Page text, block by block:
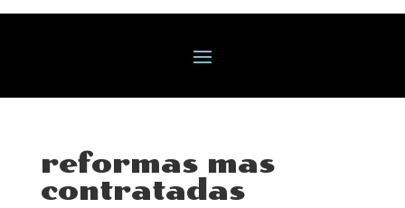
reformas mas
contratadas